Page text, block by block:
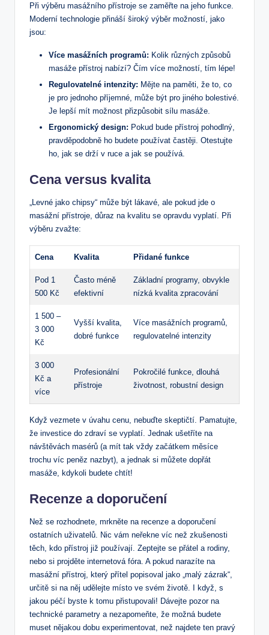
Při výběru‌ masážního přístroje se​ zaměřte na jeho funkce.
Moderní technologie přináší⁣ široký​ výběr ​možností, jako
jsou:
Více masážních​ programů: Kolik​ různých způsobů‌
masáže ⁣přístroj ‍nabízí? Čím více‌ možností, tím lépe!
Regulovatelné intenzity: Mějte na paměti, že ⁤to, co
je pro jednoho‌ příjemné, ⁤může být pro jiného bolestivé.⁣
Je lepší mít možnost přizpůsobit‍ sílu masáže.
Ergonomický design: Pokud bude přístroj pohodlný,
pravděpodobně ho budete používat častěji. Otestujte
ho, jak se drží v ruce a jak se používá.
Cena versus kvalita
„Levné jako chipsy“ může‍ být‌ lákavé,⁣ ale pokud‍ jde o⁢
masážní ⁢přístroje, důraz na kvalitu se opravdu vyplatí. Při
výběru zvažte:
Cena Kvalita Přidané funkce
Pod 1
500⁤ Kč
Často méně
efektivní
Základní programy, obvykle
nízká kvalita zpracování
1 500 –
3 000
Kč
Vyšší kvalita,
dobré funkce
Více masážních programů,
regulovatelné intenzity
3 000
Kč a
více
Profesionální
přístroje
Pokročilé​ funkce, dlouhá
životnost, robustní design
Když vezmete v ⁢úvahu ⁤cenu,​ nebuďte skeptičtí. ‌Pamatujte,
že investice do zdraví se vyplatí. Jednak ‌ušetříte na
návštěvách masérů (a​ mít tak vždy začátkem měsíce
⁢trochu víc peněz nazbyt), a jednak si můžete⁢ dopřát
masáže, kdykoli budete chtít!
Recenze‌ a doporučení
Než‌ se rozhodnete,‌ mrkněte na recenze a⁤ doporučení
ostatních​ uživatelů. Nic vám neřekne víc než zkušenosti
těch, kdo přístroj ​již používají.‌ Zeptejte se přátel a rodiny,
nebo si projděte internetová ⁢fóra.​ A pokud narazíte ‌na
masážní přístroj,​ který přítel popisoval jako ‍„malý zázrak“,
určitě si na něj udělejte ⁤místo ve ​svém životě. I⁣ když, s
jakou péčí byste k tomu ⁣přistupovali! ⁣Dávejte pozor ⁢na
technické parametry a nezapomeňte, že možná⁣ budete
⁤muset nějakou ⁢dobu experimentovat, než najdete ten pravý